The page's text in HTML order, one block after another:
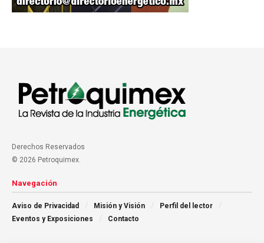
Derechos Reservados
© 2026 Petroquimex.
Navegación
Aviso de Privacidad Misión y Visión
Perfil del lector
Eventos y Exposiciones
Contacto